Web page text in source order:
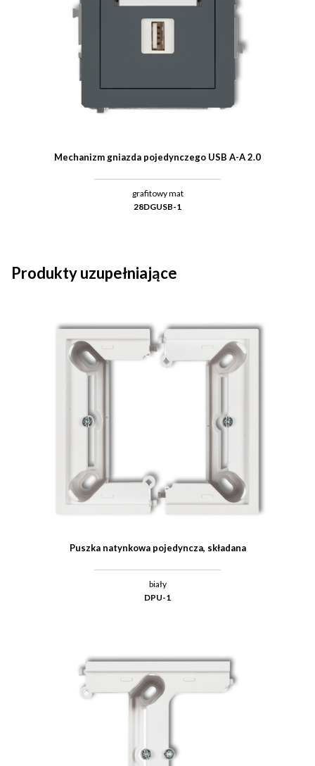
Mechanizm gniazda pojedynczego USB A-A 2.0
grafitowy mat
28DGUSB-1
Produkty uzupełniające
Puszka natynkowa pojedyncza, składana
biały
DPU-1